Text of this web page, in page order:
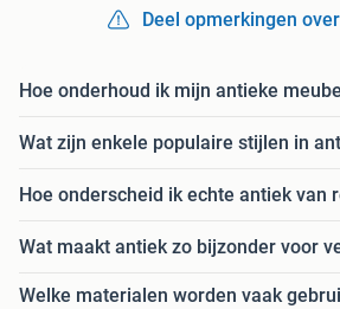
Deel opmerkingen
Hoe onderhoud ik mijn antieke
Wat zijn enkele populaire stijlen in
Hoe onderscheid ik echte antiek van
Wat maakt antiek zo bijzonder voor
Welke materialen worden vaak